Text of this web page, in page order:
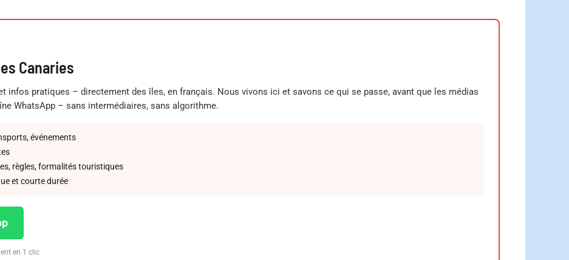
Canaries
infos pratiques – directement des îles, en français. Nous vivons ici et savons ce qui se passe, avant que les médias
WhatsApp – sans intermédiaires, sans algorithme.
événements
règles, formalités touristiques
et courte durée
en 1 clic